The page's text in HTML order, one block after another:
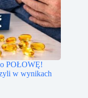
o POŁOWĘ!
w wynikach